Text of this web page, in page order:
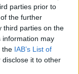
parties prior to
the further
third parties on the
information may
the IAB’s List of
it to other
és a
a
5
ehhez a
nem fogják
tekinteni.